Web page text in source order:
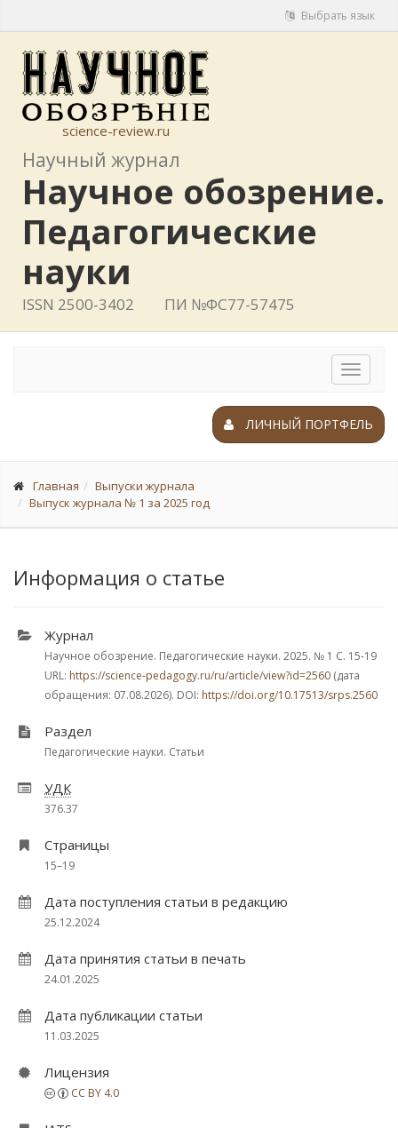
Выбрать язык
science-review.ru
Научный журнал
Научное обозрение.
Педагогические
науки
ISSN 2500-3402 ПИ №ФС77-57475
Toggle
ЛИЧНЫЙ ПОРТФЕЛЬ
Главная
Выпуски журнала
Выпуск журнала № 1 за 2025 год
Информация о статье
Журнал
Научное обозрение. Педагогические науки. 2025. № 1 С. 15-19
URL: https://science-pedagogy.ru/ru/article/view?id=2560 (дата
обращения: 07.08.2026). DOI: https://doi.org/10.17513/srps.2560
Раздел
Педагогические науки. Статьи
УДК
376.37
Страницы
15–19
Дата поступления статьи в редакцию
25.12.2024
Дата принятия статьи в печать
24.01.2025
Дата публикации статьи
11.03.2025
Лицензия
CC BY 4.0